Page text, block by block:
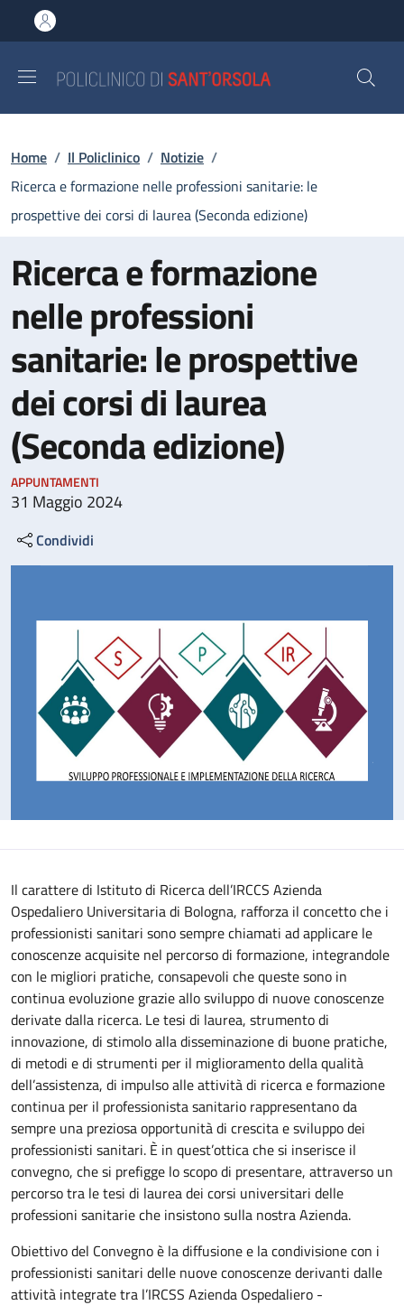
al contenuto principale
to footer content
Briciole di pane
Home / Il Policlinico / Notizie /
Ricerca e formazione nelle professioni sanitarie: le
prospettive dei corsi di laurea (Seconda edizione)
Ricerca e formazione
nelle professioni
sanitarie: le prospettive
dei corsi di laurea
(Seconda edizione)
APPUNTAMENTI
31 Maggio 2024
Condividi
Il carattere di Istituto di Ricerca dell’IRCCS Azienda
Ospedaliero Universitaria di Bologna, rafforza il concetto che i
professionisti sanitari sono sempre chiamati ad applicare le
conoscenze acquisite nel percorso di formazione, integrandole
con le migliori pratiche, consapevoli che queste sono in
continua evoluzione grazie allo sviluppo di nuove conoscenze
derivate dalla ricerca. Le tesi di laurea, strumento di
innovazione, di stimolo alla disseminazione di buone pratiche,
di metodi e di strumenti per il miglioramento della qualità
dell’assistenza, di impulso alle attività di ricerca e formazione
continua per il professionista sanitario rappresentano da
sempre una preziosa opportunità di crescita e sviluppo dei
professionisti sanitari. È in quest’ottica che si inserisce il
convegno, che si prefigge lo scopo di presentare, attraverso un
percorso tra le tesi di laurea dei corsi universitari delle
professioni sanitarie che insistono sulla nostra Azienda.
Obiettivo del Convegno è la diffusione e la condivisione con i
professionisti sanitari delle nuove conoscenze derivanti dalle
attività integrate tra l’IRCSS Azienda Ospedaliero -